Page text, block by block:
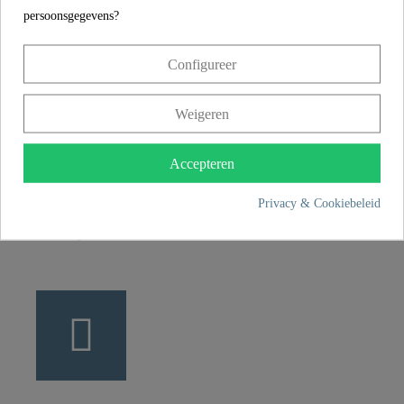
CONTACT
Franz Joseph Schütte GmbH
+49 5407 8707 0
persoonsgegevens?
Configureer
Weigeren
Accepteren
Privacy & Cookiebeleid